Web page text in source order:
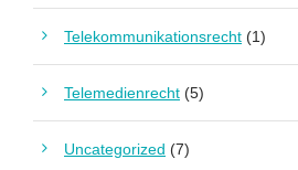
Telekommunikationsrecht (1)
Telemedienrecht (5)
Uncategorized (7)